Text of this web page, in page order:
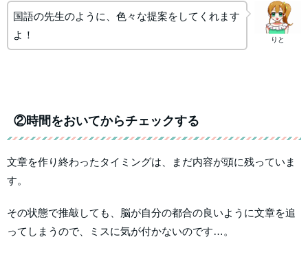
りと
国語の先生のように、色々な提案をしてくれます
よ！
②時間をおいてからチェックする
文章を作り終わったタイミングは、まだ内容が頭に残っていま
す。
その状態で推敲しても、脳が自分の都合の良いように文章を追
ってしまうので、ミスに気が付かないのです…。